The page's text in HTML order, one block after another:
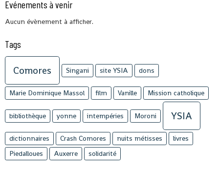
Evénements à venir
Aucun évènement à afficher.
Tags
Comores Singani site YSIA dons
Marie Dominique Massol film Vanille Mission catholique
bibliothèque yonne intempéries Moroni YSIA
dictionnaires Crash Comores nuits métisses
livres
Piedalloues
Auxerre solidarité